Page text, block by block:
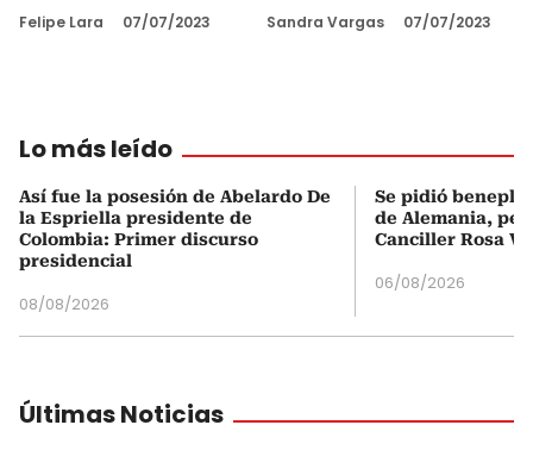
Felipe Lara 07/07/2023 Sandra Vargas 07/07/2023
Lo más leído
Así fue la posesión de Abelardo De
la Espriella presidente de
Colombia: Primer discurso
presidencial
08/08/2026
Se pidió
de Alemania,
Canciller Rosa
06/08/2026
Últimas Noticias